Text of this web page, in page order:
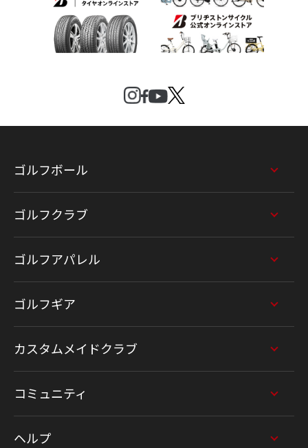
ゴルフボール
ゴルフクラブ
ゴルフアパレル
ゴルフギア
カスタムメイドクラブ
コミュニティ
ヘルプ